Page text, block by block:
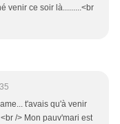
venir ce soir là.........<br
t'avais qu'à venir
/> Mon pauv'mari est